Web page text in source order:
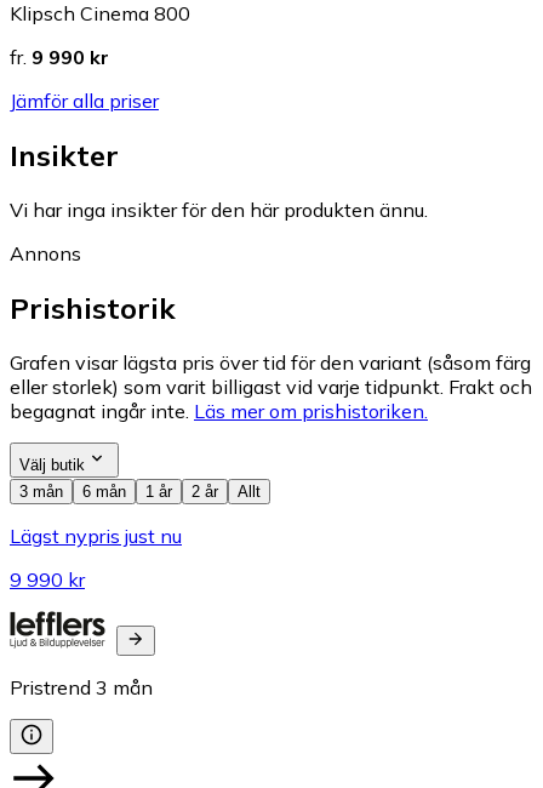
Klipsch Cinema 800
fr. 9 990 kr
Jämför alla priser
Insikter
Vi har inga insikter för den här produkten ännu.
Annons
Prishistorik
Grafen visar lägsta pris över tid för den variant (såsom färg
eller storlek) som varit billigast vid varje tidpunkt. Frakt och
begagnat ingår inte. Läs mer om prishistoriken.
Välj butik
3 mån
6 mån 1 år 2 år Allt
Lägst nypris just nu
9 990 kr
Pristrend 3 mån